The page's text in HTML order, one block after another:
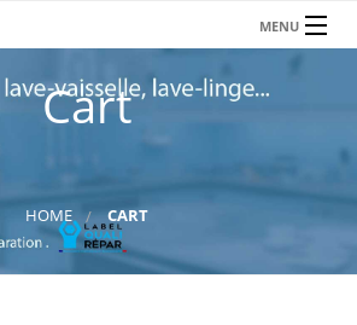
MENU
Cart
HOME CART